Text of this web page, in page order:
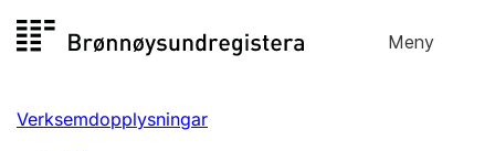
til
Meny
Registersøk
Aksjeselskap
Verksemdopplysningar